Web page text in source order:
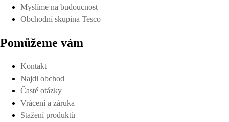
Myslíme na budoucnost
Obchodní skupina Tesco
Pomůžeme vám
Kontakt
Najdi obchod
Časté otázky
Vrácení a záruka
Stažení produktů